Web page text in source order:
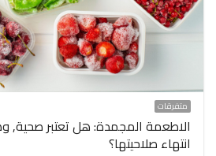
متفرقات
الاطعمة المجمدة: هل تعتبر صحية,
انتهاء صلاحيتها؟